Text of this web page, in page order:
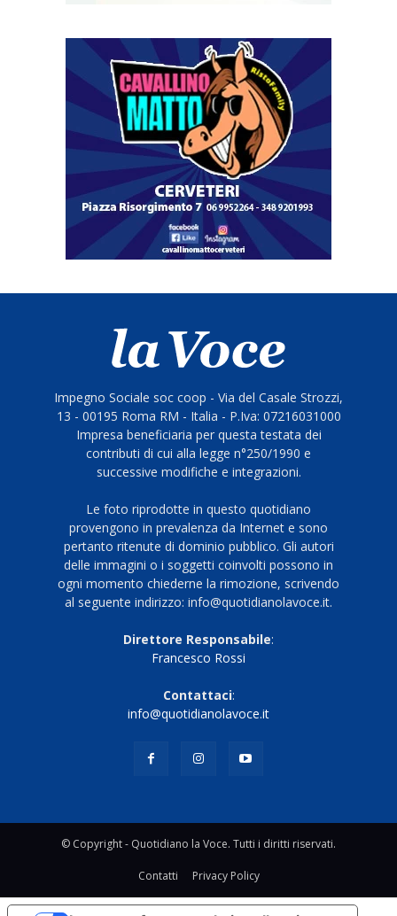
Impegno Sociale soc coop - Via del Casale Strozzi,
13 - 00195 Roma RM - Italia - P.Iva: 07216031000
Impresa beneficiaria per questa testata dei
contributi di cui alla legge n°250/1990 e
successive modifiche e integrazioni.
Le foto riprodotte in questo quotidiano
provengono in prevalenza da Internet e sono
pertanto ritenute di dominio pubblico. Gli autori
delle immagini o i soggetti coinvolti possono in
ogni momento chiederne la rimozione, scrivendo
al seguente indirizzo: info@quotidianolavoce.it.
Direttore Responsabile:
Francesco Rossi
Contattaci:
info@quotidianolavoce.it
© Copyright - Quotidiano la Voce. Tutti i diritti riservati.
Contatti Privacy Policy